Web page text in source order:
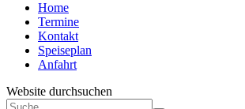
Home
Termine
Kontakt
Speiseplan
Anfahrt
Website durchsuchen